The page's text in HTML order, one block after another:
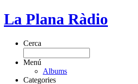
La Plana Ràdio
Cerca
Menú
Albums
Categories